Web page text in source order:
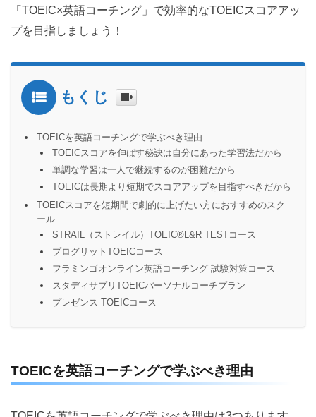
「TOEIC×英語コーチング」で効率的なTOEICスコアアッ
プを目指しましょう！
もくじ
TOEICを英語コーチングで学ぶべき理由
TOEICスコアを伸ばす秘訣は自分にあった学習法だから
単調な学習は一人で継続するのが困難だから
TOEICは長期より短期でスコアアップを目指すべきだから
TOEICスコアを短期間で劇的に上げたい方におすすめのスク
ール
STRAIL（ストレイル）TOEIC®️L&R TESTコース
プログリットTOEICコース
フラミンゴオンライン英語コーチング 試験対策コース
スタディサプリTOEICパーソナルコーチプラン
プレゼンス TOEICコース
TOEICを英語コーチングで学ぶべき理由